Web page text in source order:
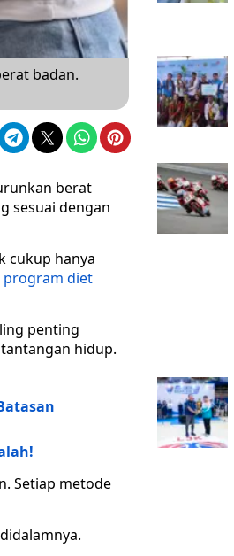
badan.
berat
sesuai dengan
cukup hanya
program diet
penting
hidup.
Setiap metode